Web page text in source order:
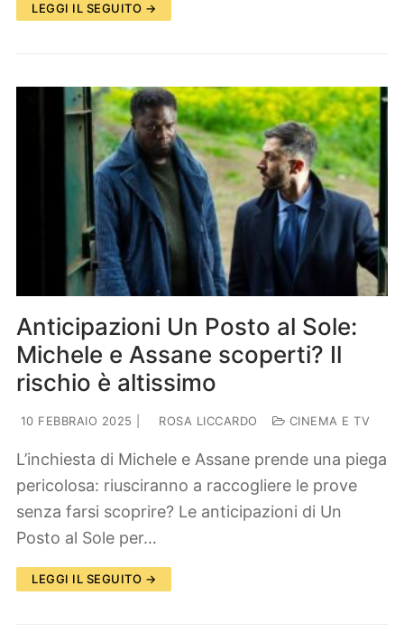
LEGGI IL SEGUITO →
Anticipazioni Un Posto al Sole:
Michele e Assane scoperti? Il
rischio è altissimo
10 FEBBRAIO 2025 ROSA LICCARDO CINEMA E TV
L’inchiesta di Michele e Assane prende una piega
pericolosa: riusciranno a raccogliere le prove
senza farsi scoprire? Le anticipazioni di Un
Posto al Sole per…
LEGGI IL SEGUITO →